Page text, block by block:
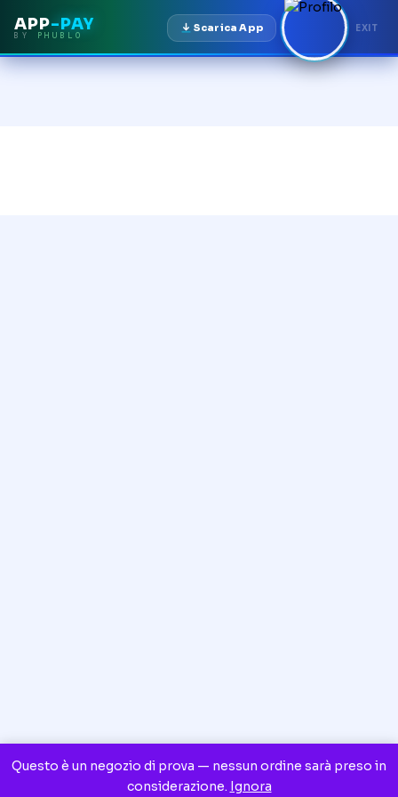
APP-PAY
BY PHUBLO
Scarica App EXIT
Questo è un negozio di prova — nessun ordine sarà preso in
considerazione. Ignora